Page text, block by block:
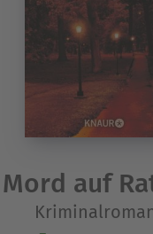
Mord auf